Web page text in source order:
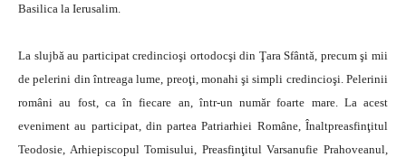
Basilica la Ierusalim.
La slujbă au participat credincioşi ortodocşi din Ţara Sfântă, precum şi mii
de pelerini din întreaga lume, preoţi, monahi şi simpli credincioşi. Pelerinii
români au fost, ca în fiecare an, într-un număr foarte mare. La acest
eveniment au participat, din partea Patriarhiei Române, Înaltpreasfinţitul
Teodosie, Arhiepiscopul Tomisului, Preasfinţitul Varsanufie Prahoveanul,